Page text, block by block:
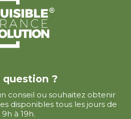
question ?
conseil ou souhaitez obtenir
disponibles tous les jours de
9h à 19h.